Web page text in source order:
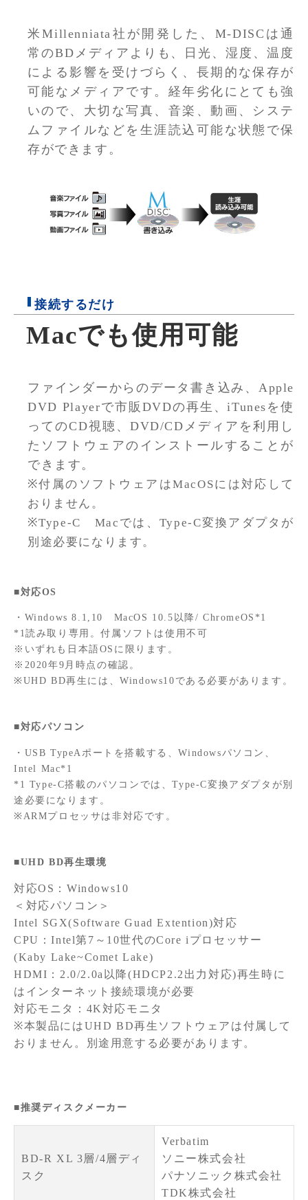
米Millenniata社が開発した、M-DISCは通
常のBDメディアよりも、日光、湿度、温度
による影響を受けづらく、長期的な保存が
可能なメディアです。経年劣化にとても強
いので、大切な写真、音楽、動画、システ
ムファイルなどを生涯読込可能な状態で保
存ができます。
接続するだけ
Macでも使用可能
ファインダーからのデータ書き込み、Apple
DVD Playerで市販DVDの再生、iTunesを使
ってのCD視聴、DVD/CDメディアを利用し
たソフトウェアのインストールすることが
できます。
※付属のソフトウェアはMacOSには対応して
おりません。
※Type-C Macでは、Type-C変換アダプタが
別途必要になります。
■対応OS
・Windows 8.1,10 MacOS 10.5以降/ ChromeOS*1
*1読み取り専用。付属ソフトは使用不可
※いずれも日本語OSに限ります。
※2020年9月時点の確認。
※UHD BD再生には、Windows10である必要があります。
■対応パソコン
・USB TypeAポートを搭載する、Windowsパソコン、
Intel Mac*1
*1 Type-C搭載のパソコンでは、Type-C変換アダプタが別
途必要になります。
※ARMプロセッサは非対応です。
■UHD BD再生環境
対応OS：Windows10
＜対応パソコン＞
Intel SGX(Software Guad Extention)対応
CPU：Intel第7～10世代のCore iプロセッサー
(Kaby Lake~Comet Lake)
HDMI：2.0/2.0a以降(HDCP2.2出力対応)再生時に
はインターネット接続環境が必要
対応モニタ：4K対応モニタ
※本製品にはUHD BD再生ソフトウェアは付属して
おりません。別途用意する必要があります。
■推奨ディスクメーカー
BD-R XL 3層/4層ディ
スク
Verbatim
ソニー株式会社
パナソニック株式会社
TDK株式会社